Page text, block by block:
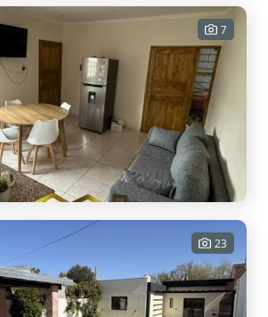
de Alvear 651, M5602HBW San Rafael,
CASA EN BARRIO SAT
- 2 baños - 2
Cub. - 405 m² Tot.
Contactar
7
Argentina
ZONA LOS SAUCES Y
- 1 baño - 1 cochera -
m² Tot.
23